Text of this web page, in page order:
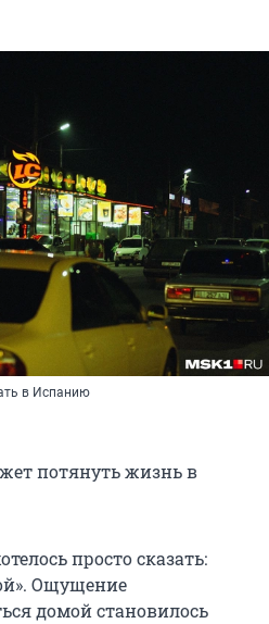
в Испанию
потянуть жизнь в
просто сказать:
Ощущение
домой становилось